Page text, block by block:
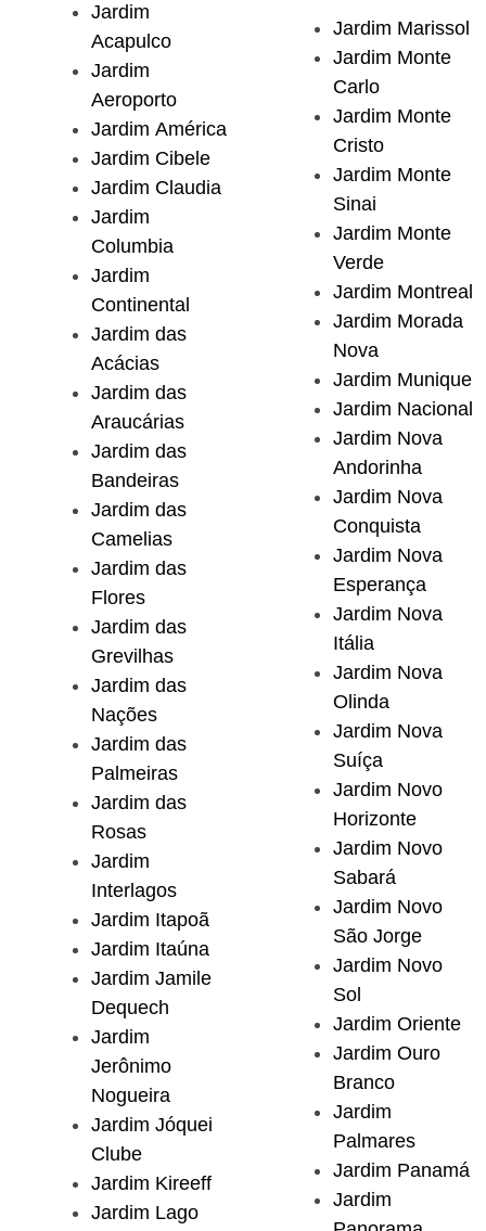
Jardim
Acapulco
Jardim
Aeroporto
Jardim América
Jardim Cibele
Jardim Claudia
Jardim
Columbia
Jardim
Continental
Jardim das
Acácias
Jardim das
Araucárias
Jardim das
Bandeiras
Jardim das
Camelias
Jardim das
Flores
Jardim das
Grevilhas
Jardim das
Nações
Jardim das
Palmeiras
Jardim das
Rosas
Jardim
Interlagos
Jardim Itapoã
Jardim Itaúna
Jardim Jamile
Dequech
Jardim
Jerônimo
Nogueira
Jardim Jóquei
Clube
Jardim Kireeff
Jardim Lago
Jardim Marissol
Jardim Monte
Carlo
Jardim Monte
Cristo
Jardim Monte
Sinai
Jardim Monte
Verde
Jardim Montreal
Jardim Morada
Nova
Jardim Munique
Jardim Nacional
Jardim Nova
Andorinha
Jardim Nova
Conquista
Jardim Nova
Esperança
Jardim Nova
Itália
Jardim Nova
Olinda
Jardim Nova
Suíça
Jardim Novo
Horizonte
Jardim Novo
Sabará
Jardim Novo
São Jorge
Jardim Novo
Sol
Jardim Oriente
Jardim Ouro
Branco
Jardim
Palmares
Jardim Panamá
Jardim